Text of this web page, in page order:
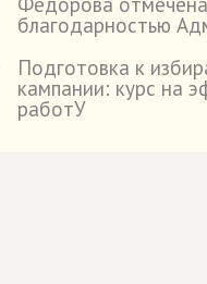
благодарностью
Подготовка к
кампании: курс на
работУ